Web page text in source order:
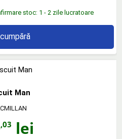
stoc: 1 - 2 zile lucratoare
cumpără
Man
,03 lei